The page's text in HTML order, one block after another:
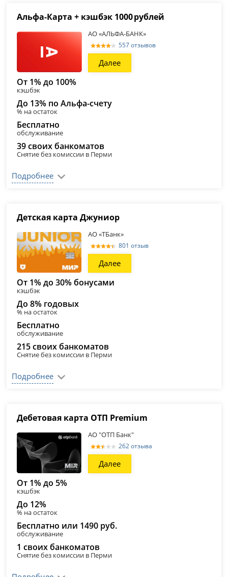
Альфа‑Карта + кэшбэк 1000 рублей
АО «АЛЬФА-БАНК»
557 отзывов
Далее
От 1% до 100%
кэшбэк
До 13% по Альфа-счету
% на остаток
Бесплатно
обслуживание
39 своих банкоматов
Снятие без комиссии в Перми
Подробнее
Детская карта Джуниор
АО «ТБанк»
801 отзыв
Далее
От 1% до 30% бонусами
кэшбэк
До 8% годовых
% на остаток
Бесплатно
обслуживание
215 своих банкоматов
Снятие без комиссии в Перми
Подробнее
Дебетовая карта ОТП Premium
АО "ОТП Банк"
262 отзыва
Далее
От 1% до 5%
кэшбэк
До 12%
% на остаток
Бесплатно или 1490 руб.
обслуживание
1 своих банкоматов
Снятие без комиссии в Перми